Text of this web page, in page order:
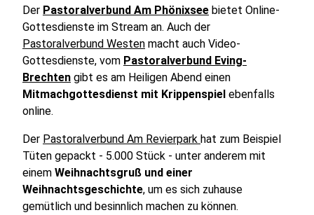
Der Pastoralverbund Am Phönixsee bietet Online-
Gottesdienste im Stream an. Auch der
Pastoralverbund Westen macht auch Video-
Gottesdienste, vom Pastoralverbund Eving-
Brechten gibt es am Heiligen Abend einen
Mitmachgottesdienst mit Krippenspiel ebenfalls
online.
Der Pastoralverbund Am Revierpark hat zum Beispiel
Tüten gepackt - 5.000 Stück - unter anderem mit
einem Weihnachtsgruß und einer
Weihnachtsgeschichte, um es sich zuhause
gemütlich und besinnlich machen zu können.